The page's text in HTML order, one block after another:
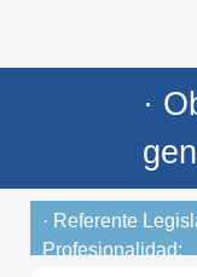
·
· Referente
Profesionalidad: